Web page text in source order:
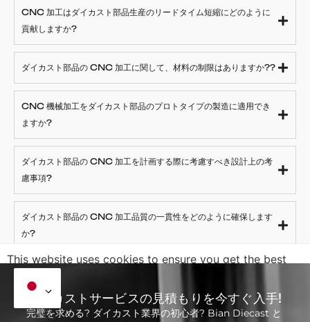
CNC 加工はダイカスト部品生産のリードタイム短縮にどのように
貢献しますか?
ダイカスト部品の CNC 加工に関して、材料の制限はありますか??
CNC 機械加工をダイカスト部品のプロトタイプの製造に適用でき
ますか?
ダイカスト部品の CNC 加工を計画する際に考慮すべき設計上の考
慮事項?
ダイカスト部品の CNC 加工品質の一貫性をどのように確保します
か?
ダイカストサービスの見積もりを今すぐ入手!
完璧を求める? ダイカスト業界の初心者? Bian Diecast と
This website uses cookies to ensure you get the best